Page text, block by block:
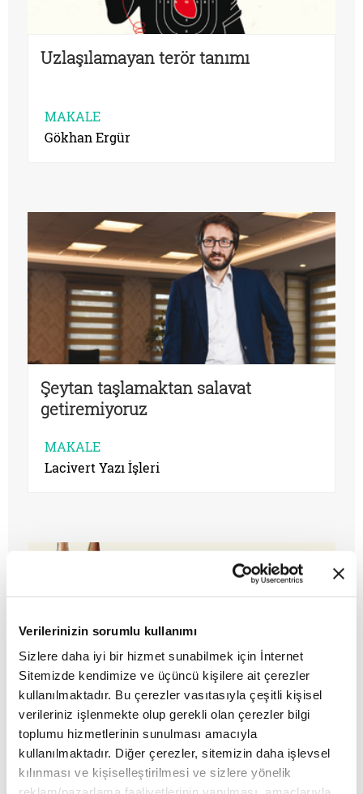
Verilerinizin sorumlu kullanımı
Sizlere daha iyi bir hizmet sunabilmek için İnternet
Sitemizde kendimize ve üçüncü kişilere ait çerezler
kullanılmaktadır. Bu çerezler vasıtasıyla çeşitli kişisel
verileriniz işlenmekte olup gerekli olan çerezler bilgi
toplumu hizmetlerinin sunulması amacıyla
kullanılmaktadır. Diğer çerezler, sitemizin daha işlevsel
kılınması ve kişiselleştirilmesi ve sizlere yönelik
Uzlaşılamayan terör tanımı
MAKALE
Gökhan Ergür
Şeytan taşlamaktan salavat
getiremiyoruz
MAKALE
Lacivert Yazı İşleri
Sistematik kötülüğün zavallılığı
MAKALE